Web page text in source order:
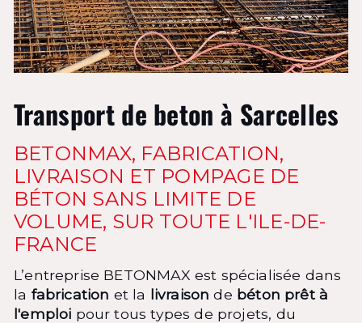
Transport de beton à Sarcelles
BETONMAX, FABRICATION,
LIVRAISON ET POMPAGE DE
BÉTON SANS LIMITE DE
VOLUME, SUR TOUTE L'ILE-DE-
FRANCE
L’entreprise BETONMAX est spécialisée dans
la fabrication et la livraisonde béton prêt à
l'emploi pour tous types de projets, du